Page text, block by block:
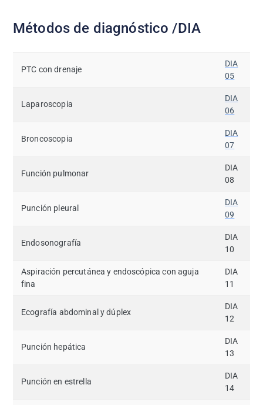
Métodos de diagnóstico /DIA
PTC con drenaje
DIA
05
Laparoscopia
DIA
06
Broncoscopia
DIA
07
Función pulmonar
DIA
08
Punción pleural
DIA
09
Endosonografía
DIA
10
Aspiración percutánea y endoscópica con aguja
fina
DIA
11
Ecografía abdominal y dúplex
DIA
12
Punción hepática
DIA
13
Punción en estrella
DIA
14